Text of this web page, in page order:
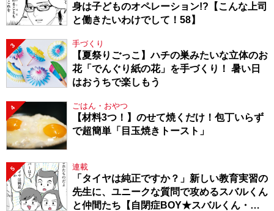
身は子どものオペレーション!?【こんな上司
と働きたいわけでして！58】
3 手づくり
【夏祭りごっこ】ハチの巣みたいな立体のお
花「でんぐり紙の花」を手づくり！ 暑い日
はおうちで楽しもう
4 ごはん・おやつ
【材料3つ！】のせて焼くだけ！包丁いらず
で超簡単「目玉焼きトースト」
5 連載
「タイヤは純正ですか？」新しい教育実習の
先生に、ユニークな質問で攻めるスバルくん
と仲間たち【自閉症BOY★スバルくん・